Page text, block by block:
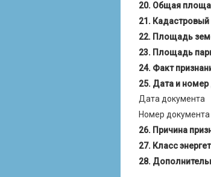
Общая
Площадь
Площадь
Факт
Дата и
Дата документа
Номер документа
Причина
Класс